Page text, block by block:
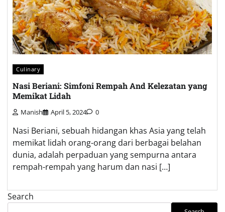
Culinary
Nasi Beriani: Simfoni Rempah And Kelezatan yang
Memikat Lidah
Manish April 5, 2024 0
Nasi Beriani, sebuah hidangan khas Asia yang telah
memikat lidah orang-orang dari berbagai belahan
dunia, adalah perpaduan yang sempurna antara
rempah-rempah yang harum dan nasi […]
Search